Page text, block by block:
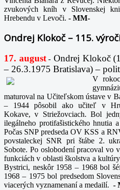
zvukových kníh v Slovenskej
Hrebendu v Levoči. - MM-
Ondrej Klokoč – 115.
17. august- Ondrej Klokoč
– 26.3.1975 Bratislava) –
V
maturoval na Učiteľskom ústave v
– 1944 pôsobil ako učiteľ v
Kokave, v Striežovciach. Bol
ilegálneho protifašistického hnutia
Počas SNP predseda OV KSS a
povstaleckej SNR pri štábe 2.
Sobote. Po oslobodení pracoval vo
funkciách v oblasti školstva a
Bystrici, neskôr 1958 – 1968 bol
1968 – 1975 bol predsedom
viacerých vyznamenaní a medailí. -